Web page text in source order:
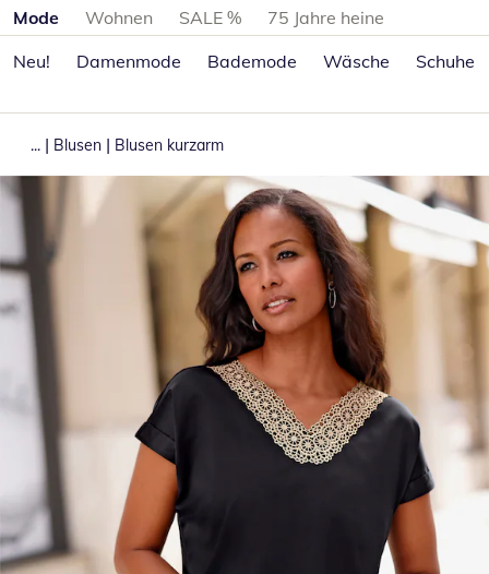
Produktkategorien überspringen
Mode Wohnen SALE %
75 Jahre heine
Neu!
Damenmode Bademode Wäsche Schuhe
... | Blusen | Blusen kurzarm